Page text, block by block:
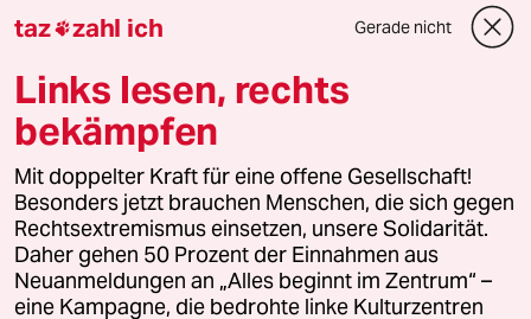
Downloads für Abonnierende
© 2026 taz Verlags und Vertriebs GmbH
Alle Rechte vorbehalten. Bei rechtlichen Fragen oder für Genehmigungen
wenden Sie sich bitte an
lizenzen@taz.de
Feedback Redaktionsstatut Kommune-Richtlinien
taz zahl ich Gerade nicht
Links lesen, rechts
bekämpfen
Mit doppelter Kraft für eine offene Gesellschaft!
Besonders jetzt brauchen Menschen, die sich gegen
Rechtsextremismus einsetzen, unsere Solidarität.
Daher gehen 50 Prozent der Einnahmen aus
Neuanmeldungen an „Alles beginnt im Zentrum“ –
eine Kampagne, die bedrohte linke Kulturzentren